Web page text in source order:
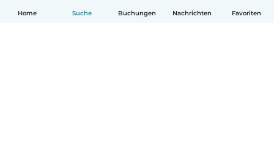
Home Suche Buchungen Nachrichten Favoriten